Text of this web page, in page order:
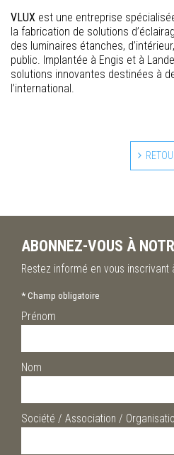
VLUX est une entreprise
la fabrication de solutions
des luminaires étanches,
public. Implantée à Engis et à
solutions innovantes destinées à
l’international.
ABONNEZ-VOUS À
Restez informé en vous inscrivant
*Champ obligatoire
Prénom
Nom
Société / Association /